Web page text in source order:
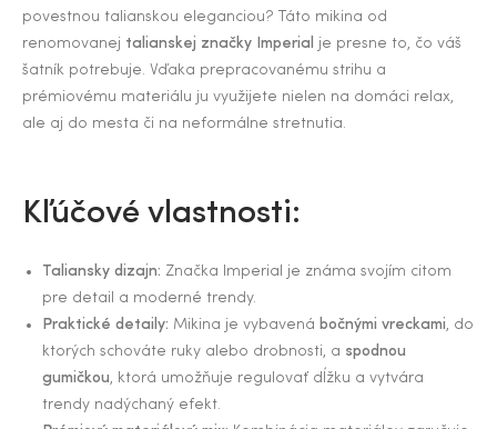
povestnou talianskou eleganciou? Táto mikina od
renomovanej talianskej značky Imperial
je presne to, čo váš
šatník potrebuje. Vďaka prepracovanému strihu a
prémiovému materiálu ju využijete nielen na domáci relax,
ale aj do mesta či na neformálne stretnutia.
​Kľúčové vlastnosti:
Taliansky dizajn: Značka Imperial je známa svojím citom
pre detail a moderné trendy.
Praktické detaily: Mikina je vybavená bočnými vreckami, do
ktorých schováte ruky alebo drobnosti, a spodnou
gumičkou, ktorá umožňuje regulovať dĺžku a vytvára
trendy nadýchaný efekt.